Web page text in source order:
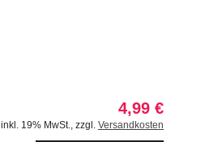
4,99 €
inkl. 19% MwSt. zzgl. Versandkosten